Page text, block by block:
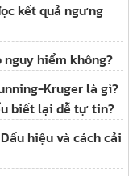
kết quả ngưng
nguy hiểm không?
Kruger là gì?
biết lại dễ tự tin?
hiệu và cách cải